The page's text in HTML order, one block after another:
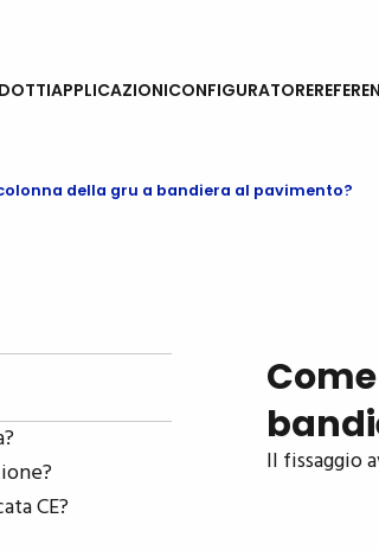
APPLICAZIONICONFIGURATORE
della gru a bandiera al pavimento?
CE?
Il fissaggio